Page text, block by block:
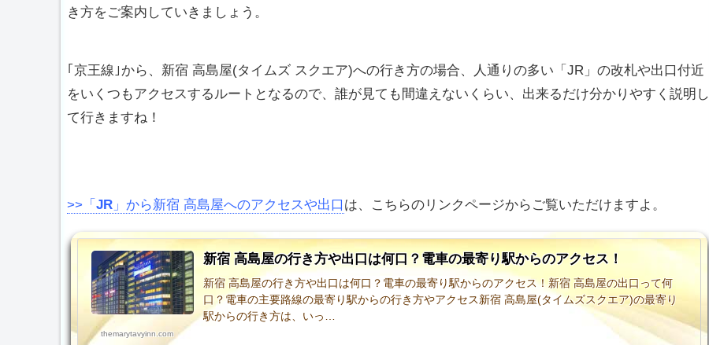
き方をご案内していきましょう。
｢京王線｣から、新宿 高島屋(タイムズ スクエア)への行き方の場合、人通りの多い「JR」の改札や出口付近
をいくつもアクセスするルートとなるので、誰が見ても間違えないくらい、出来るだけ分かりやすく 説明し
て行きますね！
>>「 JR 」から新宿 高島屋へのアクセスや出口 は、こちらのリンクページからご覧いただけますよ。
新宿 高島屋の行き方や出口は何口？電車の最寄り駅からのアクセス！
新宿 高島屋の行き方や出口は何口？電車の最寄り駅からのアクセス！新宿 高島屋の出口って何
口？電車の主要路線の最寄り駅からの行き方やアクセス新宿 高島屋(タイムズスクエア)の最寄り
駅からの行き方は、いっ…
themarytavyinn.com